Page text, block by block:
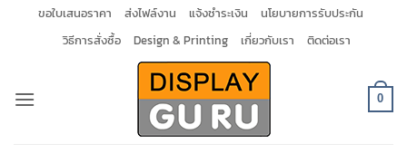
ขอใบเสนอราคา ส่งไฟล์งาน แจ้งชำระเงิน
นโยบายการรับประกัน
วิธีการสั่งซื้อ
Design & Printing เกี่ยวกับเรา ติดต่อเรา
0